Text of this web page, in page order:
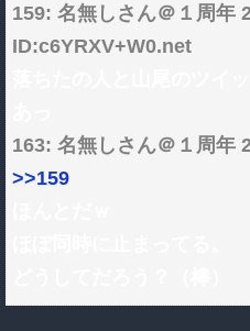
159: 名無しさん＠１周年
ID:c6YRXV+W0.net
163: 名無しさん＠１周年
>>159